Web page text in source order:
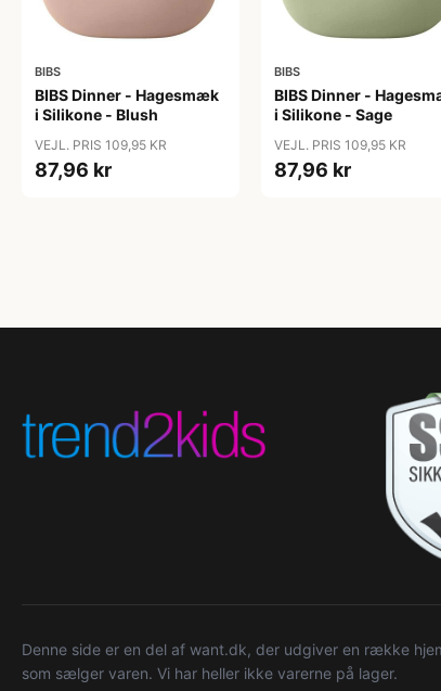
BIBS
BIBS Dinner - Hagesmæk
i Silikone - Blush
VEJL. PRIS 109,95 KR
87,96 kr
BIBS
BIBS Dinner -
i Silikone - Sage
VEJL. PRIS 109,95 KR
87,96 kr
Denne side er en del af want.dk, der udgiver en række
som sælger varen. Vi har heller ikke varerne på lager.